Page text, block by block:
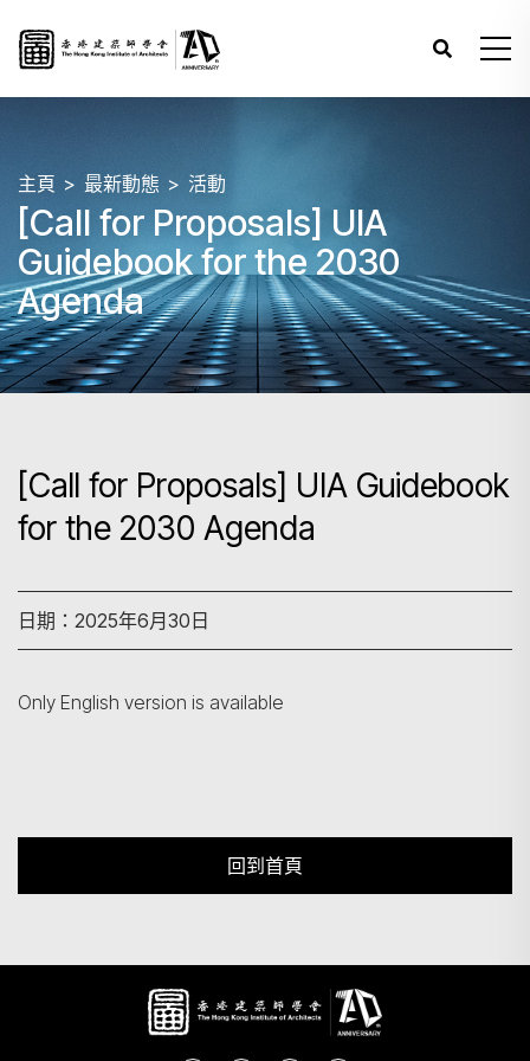
主頁 最新動態 活動
[Call for Proposals] UIA
Guidebook for the 2030
Agenda
[Call for Proposals] UIA Guidebook
for the 2030 Agenda
日期：2025年6月30日
Only English version is available
回到首頁